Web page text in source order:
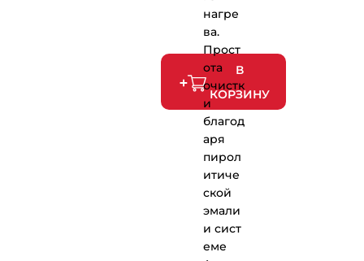
В
КОРЗИНУ
нагре
ва.
Прост
ота
очистк
и
благод
аря
пирол
итиче
ской
эмали
и сист
еме